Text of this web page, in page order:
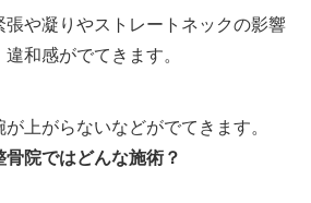
張や凝りやストレートネックの影響
和感がでてきます。
上がらないなどがでてきます。
院ではどんな施術？